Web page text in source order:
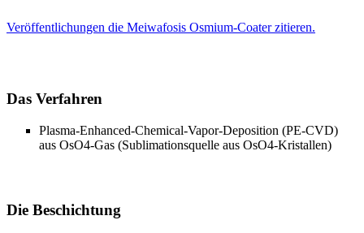
Veröffentlichungen die Meiwafosis Osmium-Coater zitieren.
Das Verfahren
Plasma-Enhanced-Chemical-Vapor-Deposition (PE-CVD)
aus OsO4-Gas (Sublimationsquelle aus OsO4-Kristallen)
Die Beschichtung